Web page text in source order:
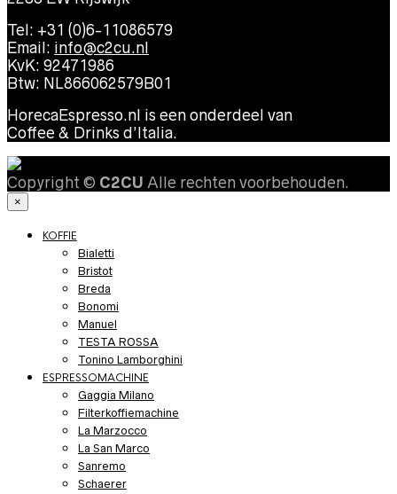
Tel: +31 (0)6-11086579
Email: info@c2cu.nl
KvK: 92471986
Btw: NL866062579B01
HorecaEspresso.nl is een onderdeel van
Coffee & Drinks d’Italia.
Copyright © C2CU Alle rechten voorbehouden.
×
KOFFIE
Bialetti
Bristot
Breda
Bonomi
Manuel
TESTA ROSSA
Tonino Lamborghini
ESPRESSOMACHINE
Gaggia Milano
Filterkoffiemachine
La Marzocco
La San Marco
Sanremo
Schaerer